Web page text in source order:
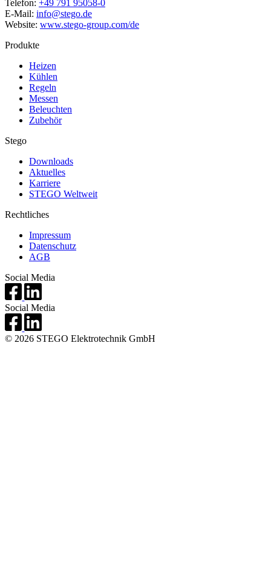
Telefon: +49 791 95058-0
E-Mail: info@stego.de
Website: www.stego-group.com/de
Produkte
Heizen
Kühlen
Regeln
Messen
Beleuchten
Zubehör
Stego
Downloads
Aktuelles
Karriere
STEGO Weltweit
Rechtliches
Impressum
Datenschutz
AGB
Social Media
Social Media
© 2026 STEGO Elektrotechnik GmbH